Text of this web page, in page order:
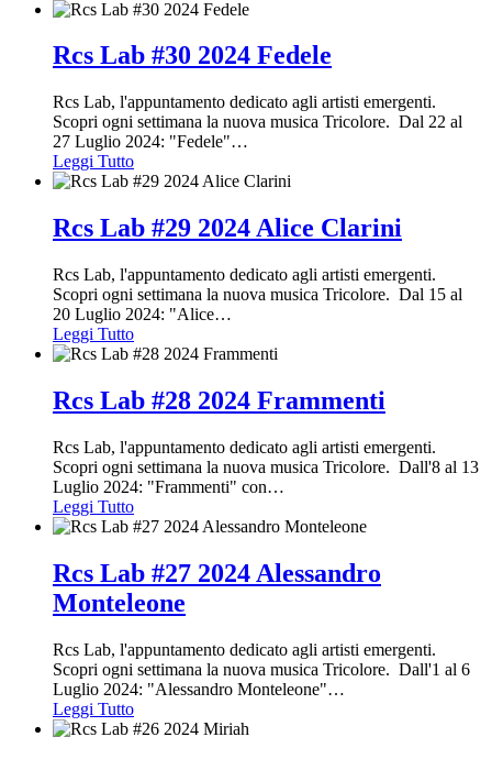
Rcs Lab #30 2024 Fedele
Rcs Lab, l'appuntamento dedicato agli artisti emergenti.
Scopri ogni settimana la nuova musica Tricolore. Dal 22 al
27 Luglio 2024: "Fedele"…
Leggi Tutto
Rcs Lab #29 2024 Alice Clarini
Rcs Lab, l'appuntamento dedicato agli artisti emergenti.
Scopri ogni settimana la nuova musica Tricolore. Dal 15 al
20 Luglio 2024: "Alice…
Leggi Tutto
Rcs Lab #28 2024 Frammenti
Rcs Lab, l'appuntamento dedicato agli artisti emergenti.
Scopri ogni settimana la nuova musica Tricolore. Dall'8 al 13
Luglio 2024: "Frammenti" con…
Leggi Tutto
Rcs Lab #27 2024 Alessandro
Monteleone
Rcs Lab, l'appuntamento dedicato agli artisti emergenti.
Scopri ogni settimana la nuova musica Tricolore. Dall'1 al 6
Luglio 2024: "Alessandro Monteleone"…
Leggi Tutto